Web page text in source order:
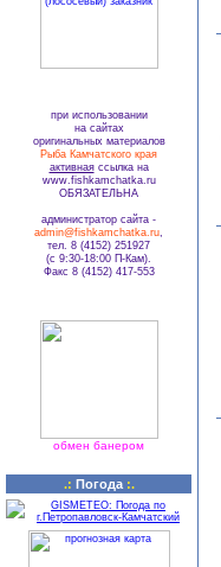
при использовании
на сайтах
оригинальных материалов
Рыба Камчатского края
активнаяссылка на
www.fishkamchatka.ru
ОБЯЗАТЕЛЬНА
администратор сайта -
admin@fishkamchatka.ru,
тел. 8 (4152) 251927
(с 9:30-18:00 П-Кам).
Факс 8 (4152) 417-553
обмен банером
.: Погода :.